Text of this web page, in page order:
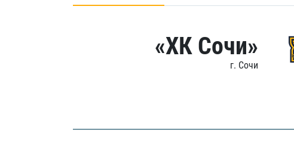
«ХК Сочи»
г. Сочи